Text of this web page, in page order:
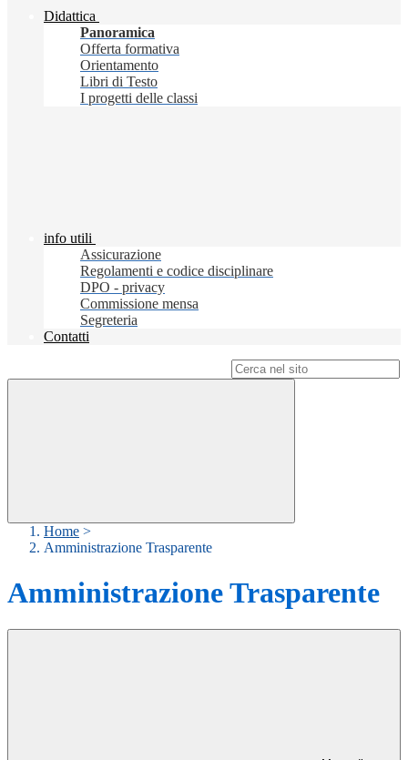
Didattica
Panoramica
Offerta formativa
Orientamento
Libri di Testo
I progetti delle classi
info utili
Assicurazione
Regolamenti e codice disciplinare
DPO - privacy
Commissione mensa
Segreteria
Contatti
Home >
Amministrazione Trasparente
Amministrazione Trasparente